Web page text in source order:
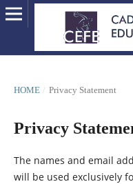
HOME / Privacy Statement
Privacy
The names and email
will be used exclusively